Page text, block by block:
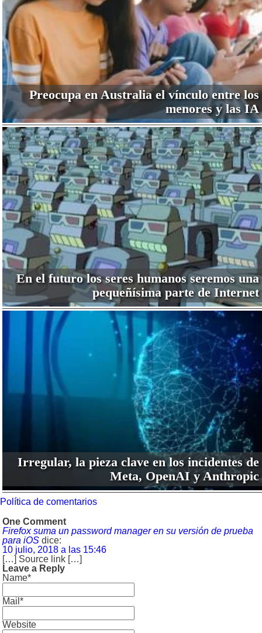
Preocupa en Australia el vínculo entre los
menores y las IA
En el futuro los seres humanos seremos una
pequeñísima parte de Internet
Irregular, la pieza clave en los incidentes de
Meta, OpenAI y Anthropic
Política de comentarios
One Comment
Firefox suma un password manager en su versión de prueba
para iOS dice:
10 julio, 2018 a las 15:46
[…] Source link […]
Leave a Reply
Name*
Mail*
Website